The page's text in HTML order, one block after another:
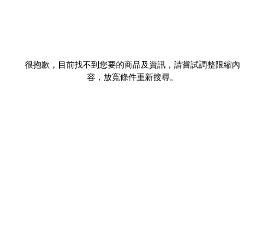
很抱歉，目前找不到您要的商品及資訊，請嘗試調整限縮內
容，放寬條件重新搜尋。